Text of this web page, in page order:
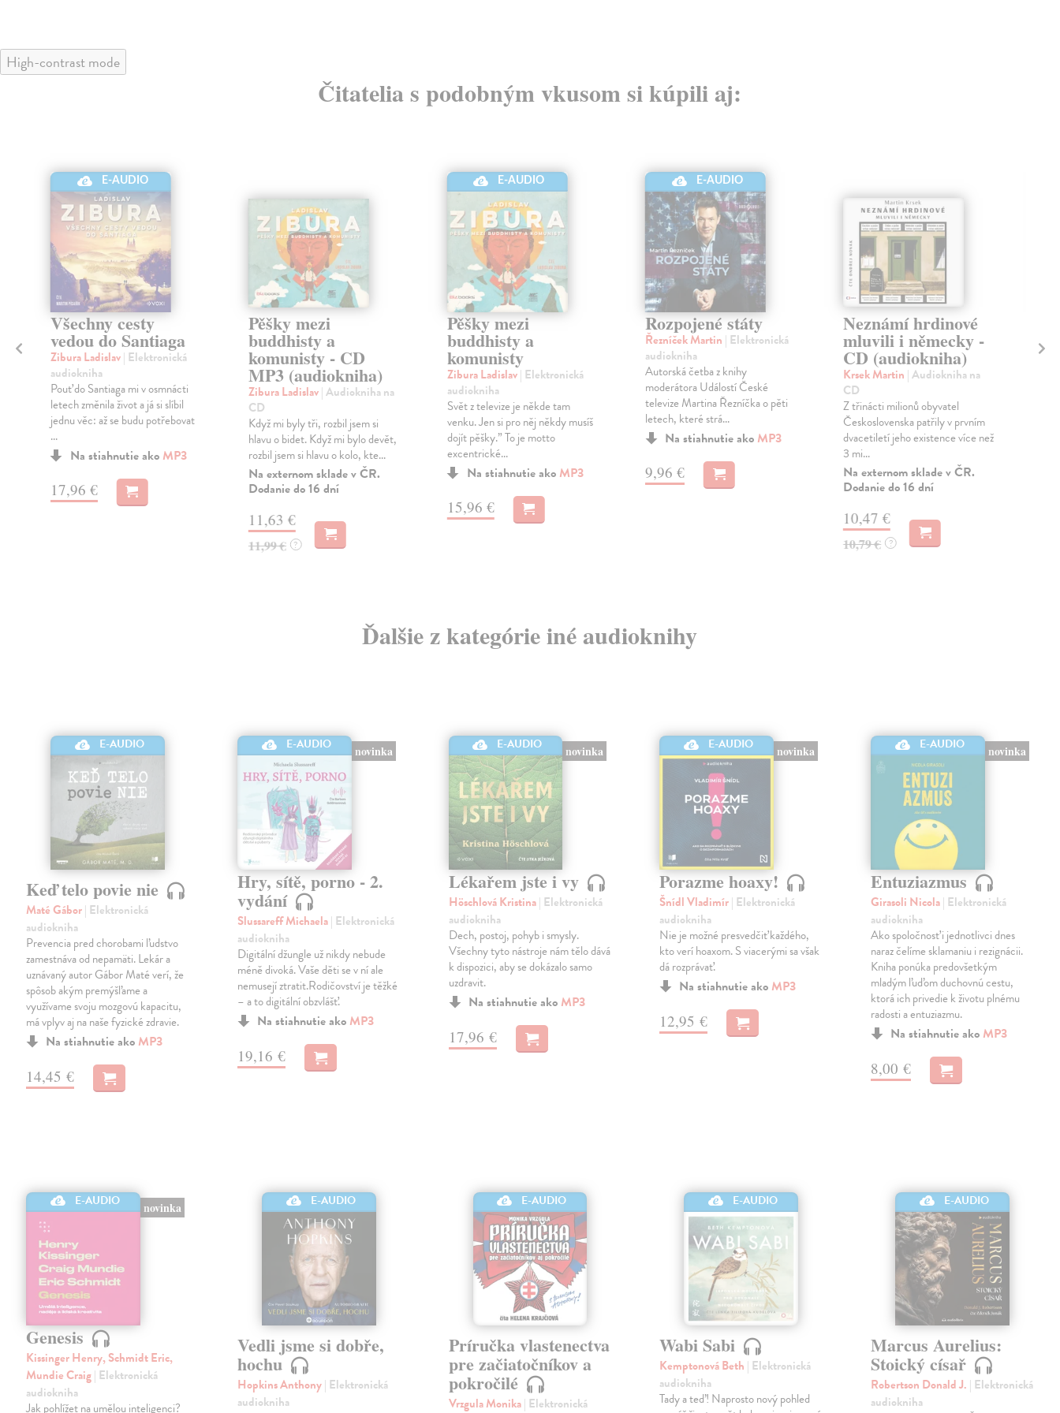
High-contrast mode
Čitatelia s podobným vkusom si kúpili aj:
E-AUDIO
Všechny cesty
vedou do Santiaga
Zibura Ladislav| Elektronická
audiokniha
Pouť do Santiaga mi v osmnácti
letech změnila život a já si slíbil
jednu věc: až se budu potřebovat
...
Na stiahnutie ako MP3
17,96 €
Pěšky mezi
buddhisty a
komunisty - CD
MP3 (audiokniha)
Zibura Ladislav| Audiokniha na
CD
Když mi byly tři, rozbil jsem si
hlavu o bidet. Když mi bylo devět,
rozbil jsem si hlavu o kolo, kte...
Na externom sklade v ČR.
Dodanie do 16 dní
11,63 €
11,99 € ?
E-AUDIO
Pěšky mezi
buddhisty a
komunisty
Zibura Ladislav| Elektronická
audiokniha
Svět z televize je někde tam
venku. Jen si pro něj někdy musíš
dojít pěšky.” To je motto
excentrické...
Na stiahnutie ako MP3
15,96 €
E-AUDIO
Rozpojené státy
Řezníček Martin | Elektronická
audiokniha
Autorská četba z knihy
moderátora Událostí České
televize Martina Řezníčka o pěti
letech, které strá...
Na stiahnutie ako MP3
9,96 €
Neznámí hrdinové
mluvili i německy -
CD (audiokniha)
Krsek Martin | Audiokniha na
CD
Z třinácti milionů obyvatel
Československa patřily v prvním
dvacetiletí jeho existence více než
3 mi...
Na externom sklade v ČR.
Dodanie do 16 dní
10,47 €
10,79 € ?
Ďalšie z kategórie iné audioknihy
E-AUDIO
Keď telo povie nie
Maté Gábor| Elektronická
audiokniha
Prevencia pred chorobami ľudstvo
zamestnáva od nepamäti. Lekár a
uznávaný autor Gábor Maté verí, že
spôsob akým premýšľame a
využívame svoju mozgovú kapacitu,
má vplyv aj na naše fyzické zdravie.
Na stiahnutie ako MP3
14,45 €
E-AUDIO novinka
Hry, sítě, porno - 2.
vydání
Slussareff Michaela| Elektronická
audiokniha
Digitální džungle už nikdy nebude
méně divoká. Vaše děti se v ní ale
nemusejí ztratit.Rodičovství je těžké
– a to digitální obzvlášť.
Na stiahnutie ako MP3
19,16 €
E-AUDIO novinka
Lékařem jste i vy
Höschlová Kristina| Elektronická
audiokniha
Dech, postoj, pohyb i smysly.
Všechny tyto nástroje nám tělo dává
k dispozici, aby se dokázalo samo
uzdravit.
Na stiahnutie ako MP3
17,96 €
E-AUDIO novinka
Porazme hoaxy!
Šnídl Vladimír| Elektronická
audiokniha
Nie je možné presvedčiť každého,
kto verí hoaxom. S viacerými sa však
dá rozprávať.
Na stiahnutie ako MP3
12,95 €
E-AUDIO novinka
Entuziazmus
Girasoli Nicola| Elektronická
audiokniha
Ako spoločnosť i jednotlivci dnes
naraz čelíme sklamaniu i rezignácii.
Kniha ponúka predovšetkým
mladým ľuďom duchovnú cestu,
ktorá ich privedie k životu plnému
radosti a entuziazmu.
Na stiahnutie ako MP3
8,00 €
E-AUDIO novinka
Genesis
Kissinger Henry, Schmidt Eric,
Mundie Craig| Elektronická
audiokniha
Jak pohlížet na umělou inteligenci?
E-AUDIO
Vedli jsme si dobře,
hochu
Hopkins Anthony| Elektronická
audiokniha
E-AUDIO
Príručka vlastenectva
pre začiatočníkov a
pokročilé
Vrzgula Monika| Elektronická
E-AUDIO
Wabi Sabi
Kemptonová Beth | Elektronická
audiokniha
Tady a teď! Naprosto nový pohled
E-AUDIO
Marcus Aurelius:
Stoický císař
Robertson Donald J. | Elektronická
audiokniha